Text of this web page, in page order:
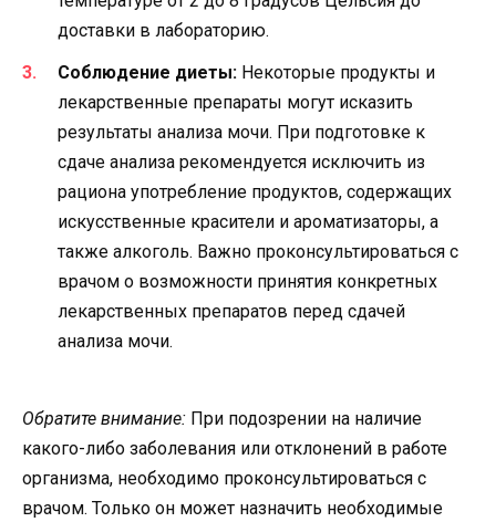
доставки в лабораторию.
Соблюдение диеты: Некоторые продукты и
лекарственные препараты могут исказить
результаты анализа мочи. При подготовке к
сдаче анализа рекомендуется исключить из
рациона употребление продуктов, содержащих
искусственные красители и ароматизаторы, а
также алкоголь. Важно проконсультироваться с
врачом о возможности принятия конкретных
лекарственных препаратов перед сдачей
анализа мочи.
Обратите внимание: При подозрении на наличие
какого-либо заболевания или отклонений в работе
организма, необходимо проконсультироваться с
врачом. Только он может назначить необходимые